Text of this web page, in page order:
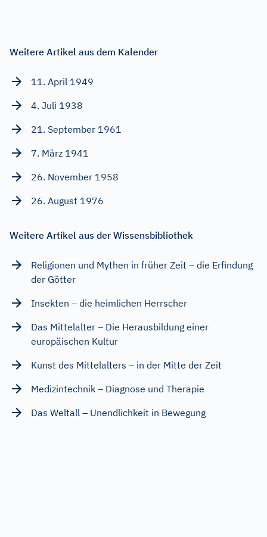
Weitere Artikel aus dem Kalender
11. April 1949
4. Juli 1938
21. September 1961
7. März 1941
26. November 1958
26. August 1976
Weitere Artikel aus der Wissensbibliothek
Religionen und Mythen in früher Zeit – die Erfindung
der Götter
Insekten – die heimlichen Herrscher
Das Mittelalter – Die Herausbildung einer
europäischen Kultur
Kunst des Mittelalters – in der Mitte der Zeit
Medizintechnik – Diagnose und Therapie
Das Weltall – Unendlichkeit in Bewegung